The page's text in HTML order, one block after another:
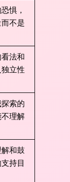
惧，
不是
法和
立性
索的
理解
和鼓
持目